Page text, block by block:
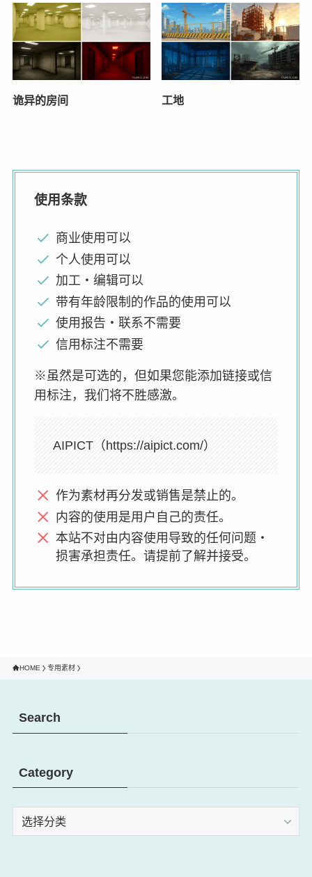
诡异的房间 工地
使用条款
商业使用可以
个人使用可以
加工・编辑可以
带有年龄限制的作品的使用可以
使用报告・联系不需要
信用标注不需要
※虽然是可选的，但如果您能添加链接或信
用标注，我们将不胜感激。
AIPICT（https://aipict.com/）
作为素材再分发或销售是禁止的。
内容的使用是用户自己的责任。
本站不对由内容使用导致的任何问题・
损害承担责任。请提前了解并接受。
HOME 专用素材
Search
Category
Category